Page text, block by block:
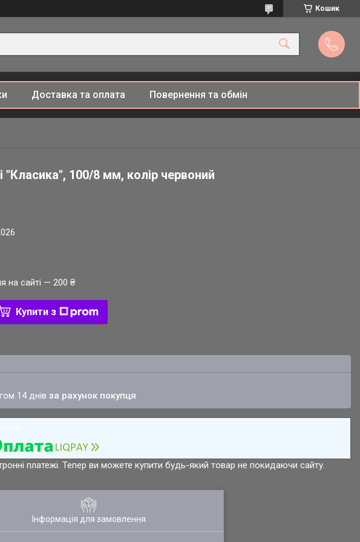
Кошик
Доставка та оплата Повернення та обмін
"Класика", 100/8 мм, колір червоний
на сайті — 200 ₴
Купити з
14 днівза рахунок покупця
платежі. Тепер ви можете купити будь-який товар не покидаючи сайту.
Інформація для замовлення